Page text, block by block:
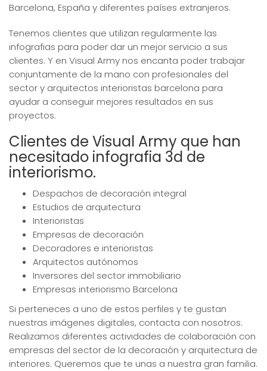
Barcelona, España y diferentes países extranjeros.
Tenemos clientes que utilizan regularmente las
infografias para poder dar un mejor servicio a sus
clientes. Y en Visual Army nos encanta poder trabajar
conjuntamente de la mano con profesionales del
sector y arquitectos interioristas barcelona para
ayudar a conseguir mejores resultados en sus
proyectos.
Clientes de Visual Army que han
necesitado infografia 3d de
interiorismo.
Despachos de decoración integral
Estudios de arquitectura
Interioristas
Empresas de decoración
Decoradores e interioristas
Arquitectos autónomos
Inversores del sector immobiliario
Empresas interiorismo Barcelona
Si perteneces a uno de estos perfiles y te gustan
nuestras imágenes digitales, contacta con nosotros.
Realizamos diferentes actividades de colaboración con
empresas del sector de la decoración y arquitectura de
interiores. Queremos que te unas a nuestra gran familia.